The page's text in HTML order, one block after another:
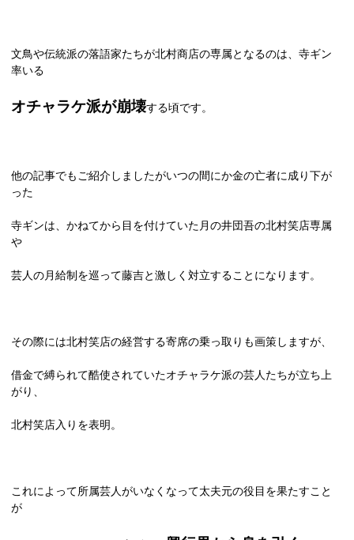
文鳥や伝統派の落語家たちが北村商店の専属となるのは、寺ギン
率いる
オチャラケ派が崩壊する頃です。
他の記事でもご紹介しましたがいつの間にか金の亡者に成り下が
った
寺ギンは、かねてから目を付けていた月の井団吾の北村笑店専属
や
芸人の月給制を巡って藤吉と激しく対立することになります。
その際には北村笑店の経営する寄席の乗っ取りも画策しますが、
借金で縛られて酷使されていたオチャラケ派の芸人たちが立ち上
がり、
北村笑店入りを表明。
これによって所属芸人がいなくなって太夫元の役目を果たすこと
が